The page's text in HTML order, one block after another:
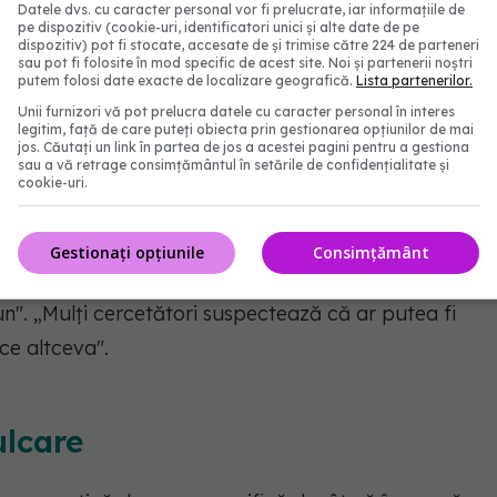
fi benefic pentru somn, pentru că, odată ce
substanțe chimice asociate cu somnul:
natural al somnului și al trezirii și serotonina,
acest moment există atât de multe cercetări care
cald, și care arată că nu este neapărat o
„Mulți cercetători suspectează că ar putea fi
altceva".
Datele dvs. cu caracter personal vor fi prelucrate, iar informațiile de
pe dispozitiv (cookie-uri, identificatori unici și alte date de pe
dispozitiv) pot fi stocate, accesate de și trimise către 224 de parteneri
sau pot fi folosite în mod specific de acest site. Noi și partenerii noștri
putem folosi date exacte de localizare geografică. Lista partenerilor.
Unii furnizori vă pot prelucra datele cu caracter personal în interes
legitim, față de care puteți obiecta prin gestionarea opțiunilor de mai
jos. Căutați un link în partea de jos a acestei pagini pentru a gestiona
sau a vă retrage consimțământul în setările de confidențialitate și
cookie-uri.
Consimțământ
Gestionați opțiunile